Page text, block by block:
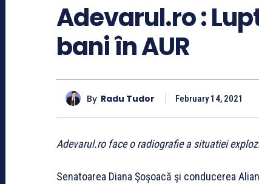
Adevarul.ro :
bani în AUR
By Radu Tudor February 14, 2021
Adevarul.ro face o radiografie a situatiei
Senatoarea Diana Şoşoacă şi conducerea